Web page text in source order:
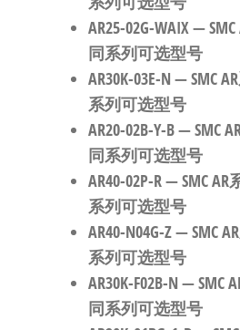
AR25-02G-WAIX— SMC
同系列可选型号
AR30K-03E-N — SMC
系列可选型号
AR20-02B-Y-B— SMC
同系列可选型号
AR40-02P-R— SMC AR
系列可选型号
AR40-N04G-Z— SMC
系列可选型号
AR30K-F02B-N — SMC
同系列可选型号